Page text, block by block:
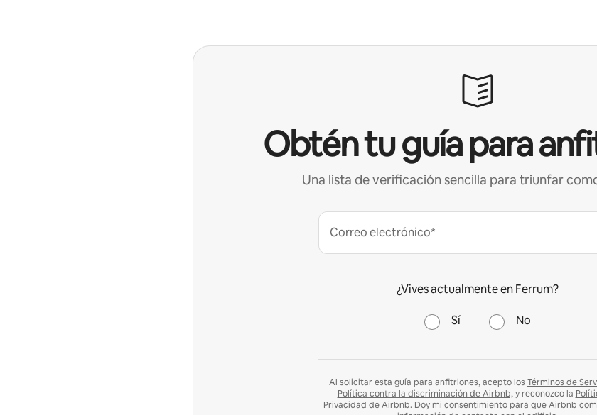
Obtén tu guía para
Una lista de verificación sencilla para triunfar
Correo electrónico*
¿Vives actualmente en Ferrum?
Sí No
Al solicitar esta guía para anfitriones, acepto los Términos de
Política contra la discriminación de Airbnb,y reconozco la
Privacidad de Airbnb. Doy mi consentimiento para que Airbnb